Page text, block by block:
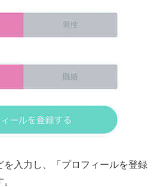
を入力し、「プロフィールを登録